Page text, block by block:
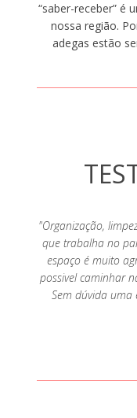
“saber-receber” é
nossa região.
adegas estão
"Organização,
que trabalha no
espaço é muito
possivel caminhar
Sem dúvida uma